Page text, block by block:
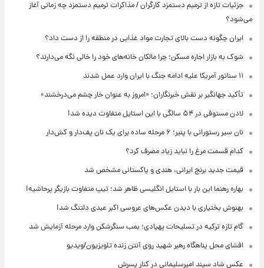
جزئیات تازه از ترمیم دستمزد کارگران / مذاکرات ترمیم دستمزد چه زمانی آغاز
می‌شود؟
ایران چگونه دست بالای تجارت مواد غذایی در منطقه را از دست داد؟
شوک به بازار اجاره مسکن؛ چرا مالکان خانه‌های خود را خالی نگه می‌دارند؟
۱۱ سناتور آمریکا علیه ادامه جنگ با ایران وارد عمل شدند
تأکید جهانگیر بر نقش خبرنگاران؛ «امروز به عنوان خار چشم می‌درخشند»
لادن مستوفی در ۵۴ سالگی با این استایل متفاوت دیده شد!
نان سیر رستورانی با پنیر؛ ۶ مرحله ساده برای یک نان پف‌دار و کش‌دار
کدام قسمت مرغ را نباید زیاد مصرف کرد؟
قیمت جدید برنج ایرانی، هندی و پاکستانی مشخص شد
بهاره رهنما این بار با استایل انگلیسی ظاهر شد؛ تیپ متفاوت بازیگر پرحاشیه!
بهنوش بختیاری با دیدن عکس‌های عروسی اکبر عبدی دلتنگ شد!
گام تازه ترکیه در تسلیحات پهپادی؛ بمب سنگرشکن وارد مرحله آزمایش شد
افشای محل پناهگاه‌ رهبر شهید روی آنتن زنده تلویزیون/ویدیو
عکس شاد سپند امیرسلیمانی در کنار پسرش